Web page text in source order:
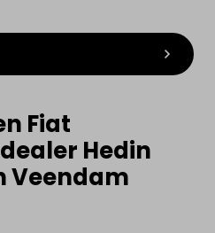
Fiat
Hedin
Veendam